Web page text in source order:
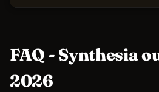
FAQ - Synthesia
2026